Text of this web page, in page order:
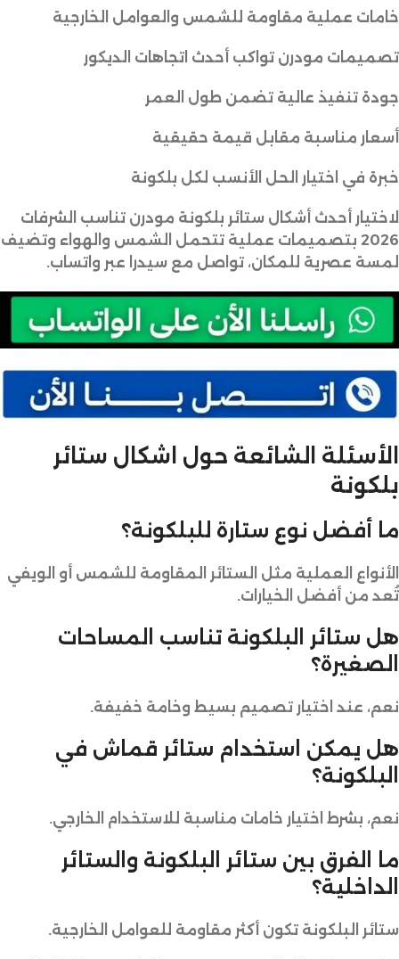
خامات عملية مقاومة للشمس والعوامل الخارجية
تصميمات مودرن تواكب أحدث اتجاهات الديكور
جودة تنفيذ عالية تضمن طول العمر
أسعار مناسبة مقابل قيمة حقيقية
خبرة في اختيار الحل الأنسب لكل بلكونة
لاختيار أحدث أشكال ستائر بلكونة مودرن تناسب الشرفات
2026 بتصميمات عملية تتحمل الشمس والهواء وتضيف
لمسة عصرية للمكان، تواصل مع سيدرا عبر واتساب.
الأسئلة الشائعة حول اشكال ستائر
بلكونة
ما أفضل نوع ستارة للبلكونة؟
الأنواع العملية مثل الستائر المقاومة للشمس أو الويفي
تُعد من أفضل الخيارات.
هل ستائر البلكونة تناسب المساحات
الصغيرة؟
نعم، عند اختيار تصميم بسيط وخامة خفيفة.
هل يمكن استخدام ستائر قماش في
البلكونة؟
نعم، بشرط اختيار خامات مناسبة للاستخدام الخارجي.
ما الفرق بين ستائر البلكونة والستائر
الداخلية؟
ستائر البلكونة تكون أكثر مقاومة للعوامل الخارجية.